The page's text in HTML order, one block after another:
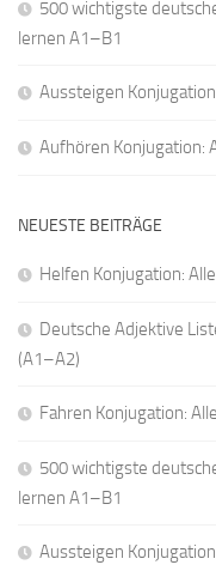
500 wichtigste
lernen A1–B1
Aussteigen
Aufhören Konjugation:
NEUESTE BEITRÄGE
Helfen Konjugation:
Deutsche Adjektive
(A1–A2)
Fahren Konjugation:
500 wichtigste
lernen A1–B1
Aussteigen